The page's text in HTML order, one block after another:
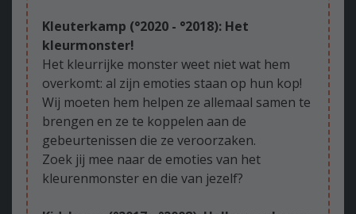
Kleuterkamp (°2020 - °2018): Het
kleurmonster!
Het kleurrijke monster weet niet wat hem
overkomt: al zijn emoties staan op hun kop!
Wij moeten hem helpen ze allemaal samen te
brengen en ze te koppelen aan de
gebeurtenissen die ze veroorzaken.
Zoek jij mee naar de emoties van het
kleurenmonster en die van jezelf?